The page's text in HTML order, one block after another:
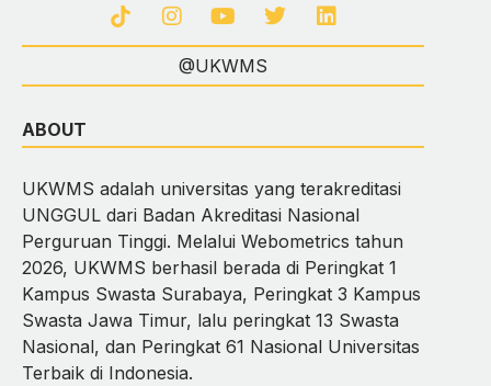
@UKWMS
ABOUT
UKWMS adalah universitas yang terakreditasi
UNGGUL dari Badan Akreditasi Nasional
Perguruan Tinggi. Melalui Webometrics tahun
2026, UKWMS berhasil berada di Peringkat 1
Kampus Swasta Surabaya, Peringkat 3 Kampus
Swasta Jawa Timur, lalu peringkat 13 Swasta
Nasional, dan Peringkat 61 Nasional Universitas
Terbaik di Indonesia.